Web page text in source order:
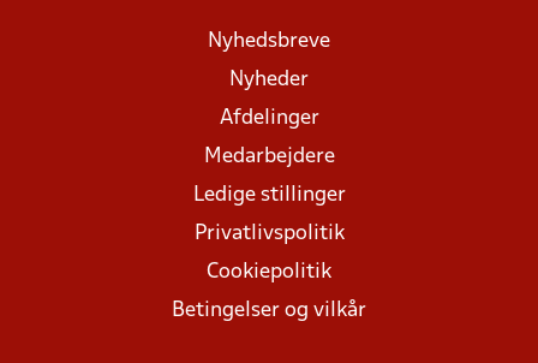
Nyhedsbreve
Nyheder
Afdelinger
Medarbejdere
Ledige stillinger
Privatlivspolitik
Cookiepolitik
Betingelser og vilkår